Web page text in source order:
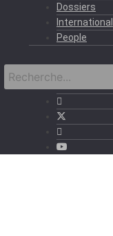
Dossiers
International
People